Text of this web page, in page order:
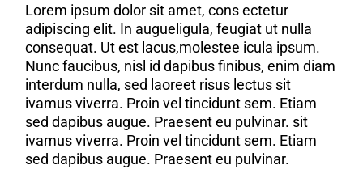
Lorem ipsum dolor sit amet, cons ectetur
adipiscing elit. In augueligula, feugiat ut nulla
consequat. Ut est lacus,molestee icula ipsum.
Nunc faucibus, nisl id dapibus finibus, enim diam
interdum nulla, sed laoreet risus lectus sit
ivamus viverra. Proin vel tincidunt sem. Etiam
sed dapibus augue. Praesent eu pulvinar. sit
ivamus viverra. Proin vel tincidunt sem. Etiam
sed dapibus augue. Praesent eu pulvinar.